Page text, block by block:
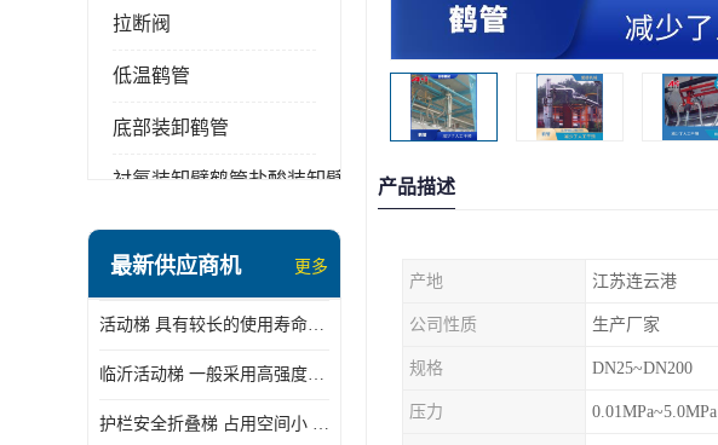
拉断阀
低温鹤管
底部装卸鹤管
衬氟装卸臂鹤管盐酸装卸臂
顶部装卸车鹤管
液氨液化气鹤管
定量装车系统
最新供应商机 更多
活动梯 具有较长的使用寿命和耐用性 一般采用高强度材料制造
临沂活动梯 一般采用高强度材料制造 可以用于多种不同的任务
护栏安全折叠梯 占用空间小 方便存放和搬运
产品描述
产地 江苏连云港
公司性质 生产厂家
规格 DN25~DN200
压力 0.01MPa~5.0MPa